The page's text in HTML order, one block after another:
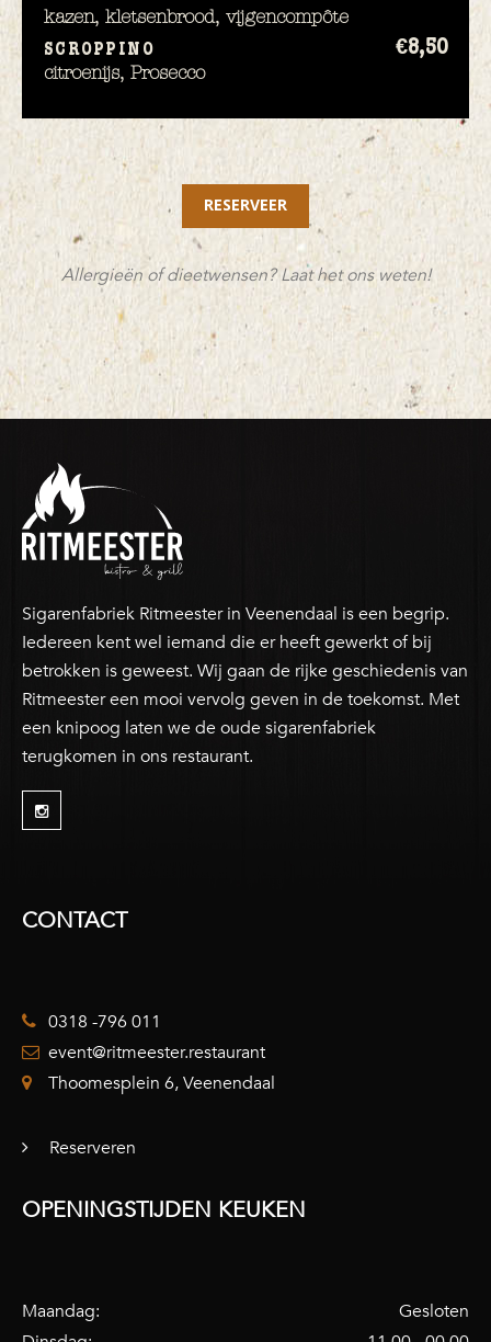
kazen, kletsenbrood, vijgencompôte
SCROPPINO €8,50
citroenijs, Prosecco
RESERVEER
Allergieën of dieetwensen? Laat het ons weten!
Sigarenfabriek Ritmeester in Veenendaal is een begrip.
Iedereen kent wel iemand die er heeft gewerkt of bij
betrokken is geweest. Wij gaan de rijke geschiedenis van
Ritmeester een mooi vervolg geven in de toekomst. Met
een knipoog laten we de oude sigarenfabriek
terugkomen in ons restaurant.
CONTACT
0318 -796 011
event@ritmeester.restaurant
Thoomesplein 6, Veenendaal
Reserveren
OPENINGSTIJDEN KEUKEN
Maandag:
Gesloten